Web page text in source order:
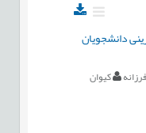
دانشجویان
کیوان